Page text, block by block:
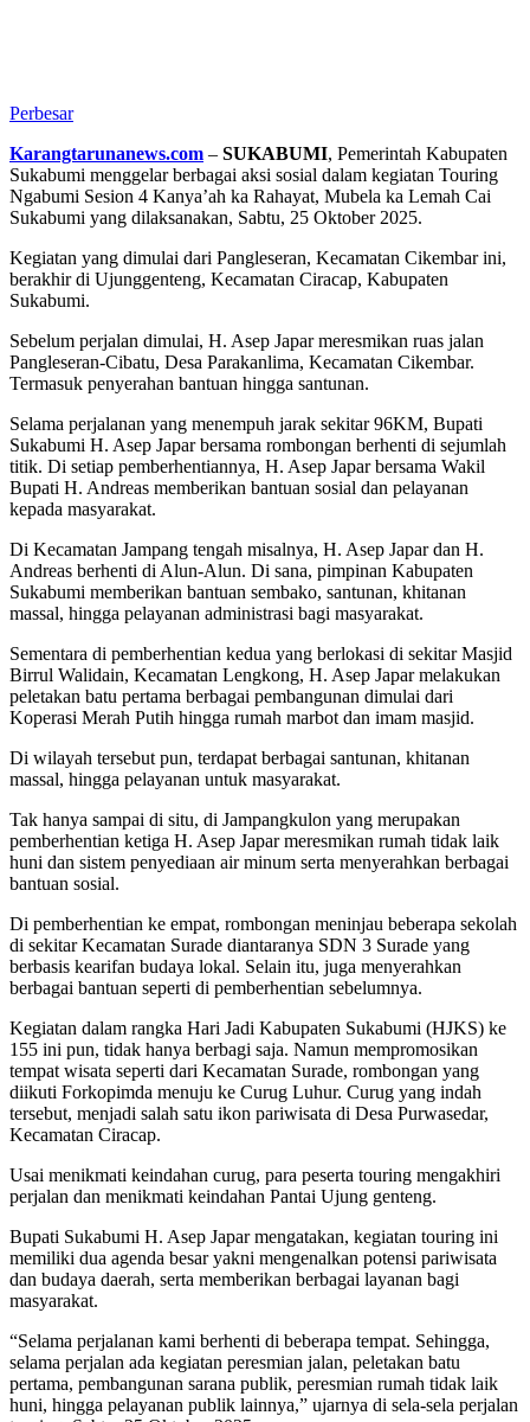
Perbesar
Karangtarunanews.com – SUKABUMI, Pemerintah Kabupaten
Sukabumi menggelar berbagai aksi sosial dalam kegiatan Touring
Ngabumi Sesion 4 Kanya’ah ka Rahayat, Mubela ka Lemah Cai
Sukabumi yang dilaksanakan, Sabtu, 25 Oktober 2025.
Kegiatan yang dimulai dari Pangleseran, Kecamatan Cikembar ini,
berakhir di Ujunggenteng, Kecamatan Ciracap, Kabupaten
Sukabumi.
Sebelum perjalan dimulai, H. Asep Japar meresmikan ruas jalan
Pangleseran-Cibatu, Desa Parakanlima, Kecamatan Cikembar.
Termasuk penyerahan bantuan hingga santunan.
Selama perjalanan yang menempuh jarak sekitar 96KM, Bupati
Sukabumi H. Asep Japar bersama rombongan berhenti di sejumlah
titik. Di setiap pemberhentiannya, H. Asep Japar bersama Wakil
Bupati H. Andreas memberikan bantuan sosial dan pelayanan
kepada masyarakat.
Di Kecamatan Jampang tengah misalnya, H. Asep Japar dan H.
Andreas berhenti di Alun-Alun. Di sana, pimpinan Kabupaten
Sukabumi memberikan bantuan sembako, santunan, khitanan
massal, hingga pelayanan administrasi bagi masyarakat.
Sementara di pemberhentian kedua yang berlokasi di sekitar Masjid
Birrul Walidain, Kecamatan Lengkong, H. Asep Japar melakukan
peletakan batu pertama berbagai pembangunan dimulai dari
Koperasi Merah Putih hingga rumah marbot dan imam masjid.
Di wilayah tersebut pun, terdapat berbagai santunan, khitanan
massal, hingga pelayanan untuk masyarakat.
Tak hanya sampai di situ, di Jampangkulon yang merupakan
pemberhentian ketiga H. Asep Japar meresmikan rumah tidak laik
huni dan sistem penyediaan air minum serta menyerahkan berbagai
bantuan sosial.
Di pemberhentian ke empat, rombongan meninjau beberapa sekolah
di sekitar Kecamatan Surade diantaranya SDN 3 Surade yang
berbasis kearifan budaya lokal. Selain itu, juga menyerahkan
berbagai bantuan seperti di pemberhentian sebelumnya.
Kegiatan dalam rangka Hari Jadi Kabupaten Sukabumi (HJKS) ke
155 ini pun, tidak hanya berbagi saja. Namun mempromosikan
tempat wisata seperti dari Kecamatan Surade, rombongan yang
diikuti Forkopimda menuju ke Curug Luhur. Curug yang indah
tersebut, menjadi salah satu ikon pariwisata di Desa Purwasedar,
Kecamatan Ciracap.
Usai menikmati keindahan curug, para peserta touring mengakhiri
perjalan dan menikmati keindahan Pantai Ujung genteng.
Bupati Sukabumi H. Asep Japar mengatakan, kegiatan touring ini
memiliki dua agenda besar yakni mengenalkan potensi pariwisata
dan budaya daerah, serta memberikan berbagai layanan bagi
masyarakat.
“Selama perjalanan kami berhenti di beberapa tempat. Sehingga,
selama perjalan ada kegiatan peresmian jalan, peletakan batu
pertama, pembangunan sarana publik, peresmian rumah tidak laik
huni, hingga pelayanan publik lainnya,” ujarnya di sela-sela perjalan